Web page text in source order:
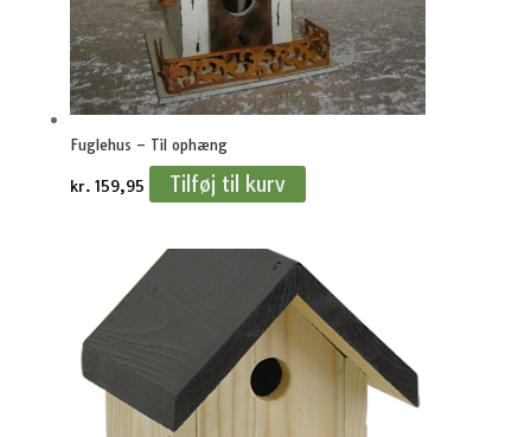
Fuglehus – Til ophæng
kr. 159,95 Tilføj til kurv